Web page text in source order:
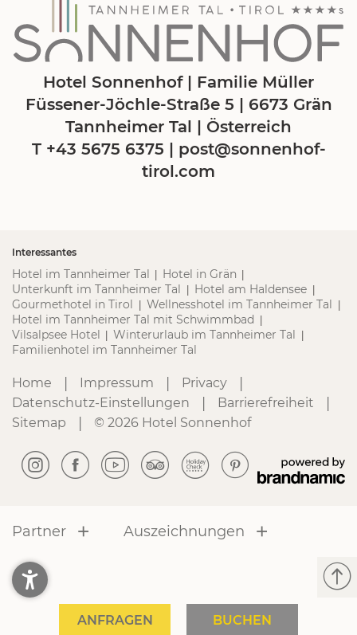
Hotel Sonnenhof | Familie Müller
Füssener-Jöchle-Straße 5 | 6673 Grän
Tannheimer Tal | Österreich
T +43 5675 6375 | post@sonnenhof-
tirol.com
Interessantes
Hotel im Tannheimer Tal | Hotel in Grän |
Unterkunft im Tannheimer Tal | Hotel am Haldensee |
Gourmethotel in Tirol | Wellnesshotel im Tannheimer Tal |
Hotel im Tannheimer Tal mit Schwimmbad |
Vilsalpsee Hotel | Winterurlaub im Tannheimer Tal |
Familienhotel im Tannheimer Tal
Home | Impressum | Privacy |
Datenschutz-Einstellungen | Barrierefreiheit |
Sitemap | © 2026 Hotel Sonnenhof
Partner Auszeichnungen
ANFRAGEN BUCHEN